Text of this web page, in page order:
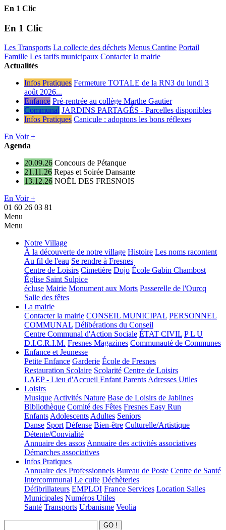
En 1 Clic
En 1 Clic
Les Transports La collecte des déchets Menus Cantine Portail
Famille Les tarifs municipaux Contacter la mairie
Actualités
Infos Pratiques Fermeture TOTALE de la RN3 du lundi 3
août 2026...
Enfance Pré-rentrée au collège Marthe Gautier
Communal JARDINS PARTAGÉS - Parcelles disponibles
Infos Pratiques Canicule : adoptons les bons réflexes
En Voir +
Agenda
20.09.26 Concours de Pétanque
21.11.26 Repas et Soirée Dansante
13.12.26 NOËL DES FRESNOIS
En Voir +
01 60 26 03 81
Menu
Menu
Notre Village
À la découverte de notre village Histoire Les noms racontent
Au fil de l'eau Se rendre à Fresnes
Centre de Loisirs Cimetière Dojo École Gabin Chambost
Église Saint Sulpice
écluse Mairie Monument aux Morts Passerelle de l'Ourcq
Salle des fêtes
La mairie
Contacter la mairie CONSEIL MUNICIPAL PERSONNEL
COMMUNAL Délibérations du Conseil
Centre Communal d'Action Sociale ÉTAT CIVIL P L U
D.I.C.R.I.M. Fresnes Magazines Communauté de Communes
Enfance et Jeunesse
Petite Enfance Garderie École de Fresnes
Restauration Scolaire Scolarité Centre de Loisirs
LAEP - Lieu d'Accueil Enfant ParentsAdresses Utiles
Loisirs
MusiqueActivités Nature Base de Loisirs de Jablines
Bibliothèque Comité des Fêtes Fresnes Easy Run
EnfantsAdolescentsAdultes Seniors
Danse Sport Défense Bien-être Culturelle/Artistique
Détente/Convialité
Annuaire des assosAnnuaire des activités associatives
Démarches associatives
Infos Pratiques
Annuaire des Professionnels Bureau de Poste Centre de Santé
Intercommunal Le culte Déchèteries
Défibrillateurs EMPLOI France Services Location Salles
Municipales Numéros Utiles
Santé Transports Urbanisme Veolia